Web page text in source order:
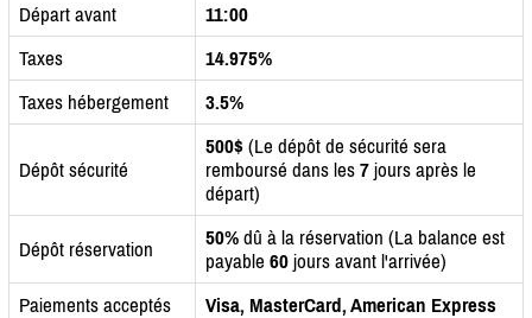
Départ avant
11:00
Taxes
14.975%
Taxes hébergement
3.5%
Dépôt sécurité
500$ (Le dépôt de sécurité sera
remboursé dans les 7 jours après le
départ)
Dépôt réservation 50% dû à la réservation (La balance est
payable 60 jours avant l'arrivée)
Paiements acceptés
Visa, MasterCard, American Express